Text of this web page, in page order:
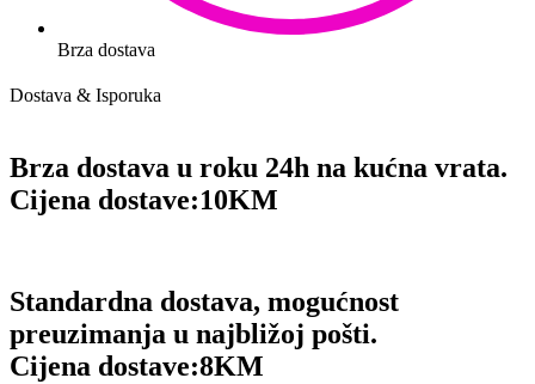
Brza dostava
Dostava & Isporuka
Brza dostava u roku 24h na kućna vrata.
Cijena dostave:10KM
Standardna dostava, mogućnost
preuzimanja u najbližoj pošti.
Cijena dostave:8KM